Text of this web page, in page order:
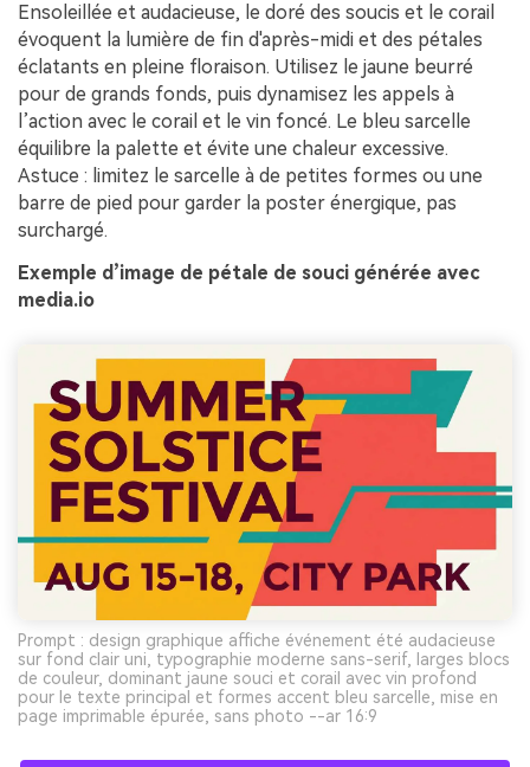
Ensoleillée et audacieuse, le doré des soucis et le corail
évoquent la lumière de fin d'après-midi et des pétales
éclatants en pleine floraison. Utilisez le jaune beurré
pour de grands fonds, puis dynamisez les appels à
l’action avec le corail et le vin foncé. Le bleu sarcelle
équilibre la palette et évite une chaleur excessive.
Astuce : limitez le sarcelle à de petites formes ou une
barre de pied pour garder la poster énergique, pas
surchargé.
Exemple d’image de pétale de souci générée avec
media.io
Prompt : design graphique affiche événement été audacieuse
sur fond clair uni, typographie moderne sans-serif, larges blocs
de couleur, dominant jaune souci et corail avec vin profond
pour le texte principal et formes accent bleu sarcelle, mise en
page imprimable épurée, sans photo --ar 16:9